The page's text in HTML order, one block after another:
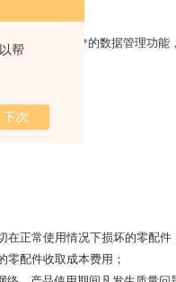
帮
无上限，具有*的数据管理功
正常使用情况下损坏的零配件
零配件收取成本费用；